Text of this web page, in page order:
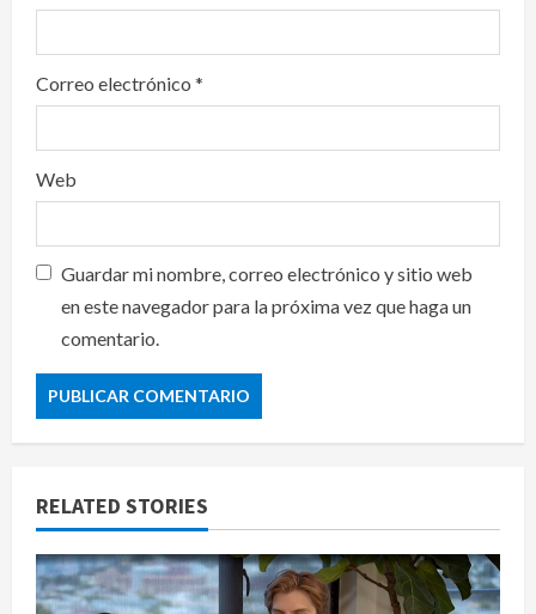
Correo electrónico *
Web
Guardar mi nombre, correo electrónico y sitio web
en este navegador para la próxima vez que haga un
comentario.
RELATED STORIES